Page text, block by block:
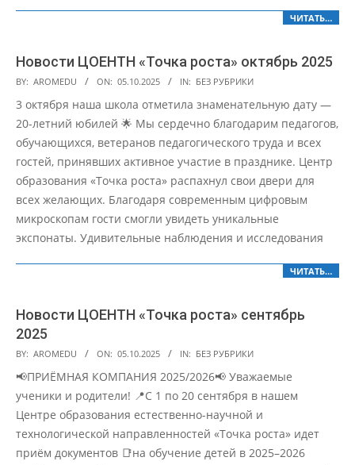
ЧИТАТЬ…
Новости ЦОЕНТН «Точка роста» октябрь 2025
2025-
10-
05
BY: AROMEDU ON: 05.10.2025 IN: БЕЗ РУБРИКИ
3 октября наша школа отметила знаменательную дату —
20-летний юбилей 🌟 Мы сердечно благодарим педагогов,
обучающихся, ветеранов педагогического труда и всех
гостей, принявших активное участие в празднике. Центр
образования «Точка роста» распахнул свои двери для
всех желающих. Благодаря современным цифровым
микроскопам гости смогли увидеть уникальные
экспонаты. Удивительные наблюдения и исследования
ЧИТАТЬ…
Новости ЦОЕНТН «Точка роста» сентябрь
2025
2025-
10-
05
BY: AROMEDU ON: 05.10.2025 IN: БЕЗ РУБРИКИ
📢ПРИЁМНАЯ КОМПАНИЯ 2025/2026📢 Уважаемые
ученики и родители! 📍С 1 по 20 сентября в нашем
Центре образования естественно-научной и
технологической направленностей «Точка роста» идет
приём документов 📑на обучение детей в 2025–2026